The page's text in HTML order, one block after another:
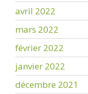
avril 2022
mars 2022
février 2022
janvier 2022
décembre 2021